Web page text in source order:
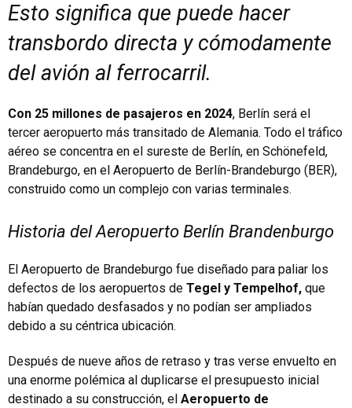
Esto significa que puede hacer
transbordo directa y cómodamente
del avión al ferrocarril.
Con 25 millones de pasajeros en 2024, Berlín será el
tercer aeropuerto más transitado de Alemania. Todo el tráfico
aéreo se concentra en el sureste de Berlín, en Schönefeld,
Brandeburgo, en el Aeropuerto de Berlín-Brandeburgo (BER),
construido como un complejo con varias terminales.
Historia del Aeropuerto Berlín Brandenburgo
El Aeropuerto de Brandeburgo fue diseñado para paliar los
defectos de los aeropuertos de Tegel y Tempelhof, que
habían quedado desfasados y no podían ser ampliados
debido a su céntrica ubicación.
Después de nueve años de retraso y tras verse envuelto en
una enorme polémica al duplicarse el presupuesto inicial
destinado a su construcción, el Aeropuerto de